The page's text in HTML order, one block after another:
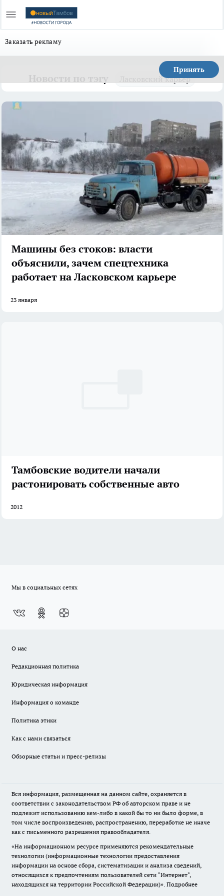
Заказать рекламу
Принять
Ласковский карьер
Машины без стоков: власти
объяснили, зачем спецтехника
работает на Ласковском карьере
23 января
Тамбовские водители начали
растонировать собственные авто
2012
Мы в социальных сетях
О нас
Редакционная политика
Юридическая информация
Информация о команде
Политика этики
Как с нами связаться
Обзорные статьи и пресс-релизы
Вся информация, размещенная на данном сайте, охраняется в
соответствии с законодательством РФ об авторском праве и не
подлежит использованию кем-либо в какой бы то ни было форме, в
том числе воспроизведению, распространению, переработке не иначе
как с письменного разрешения правообладателя.
«На информационном ресурсе применяются рекомендательные
технологии (информационные технологии предоставления
информации на основе сбора, систематизации и анализа сведений,
относящихся к предпочтениям пользователей сети "Интернет",
находящихся на территории Российской Федерации)». Подробнее